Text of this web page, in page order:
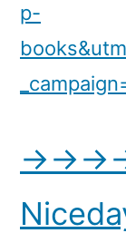
p-
→→→→